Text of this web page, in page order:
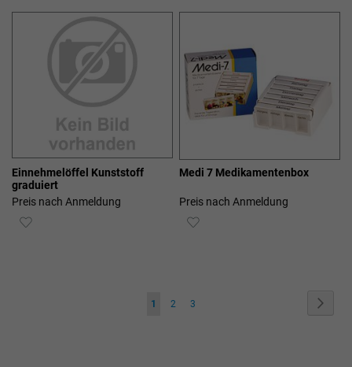
HINZUFÜGEN
Einnehmelöffel Kunststoff
graduiert
Preis nach Anmeldung
ZUR
Medi 7 Medikamentenbox
Preis nach Anmeldung
ZUR
Seite
Sie
1 Seite
2 Seite
3